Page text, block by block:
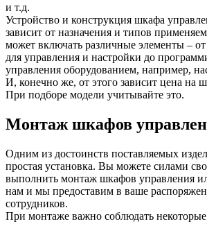
и т.д.
Устройство и конструкция шкафа
зависит от назначения и типов
может включать различные элементы –
для управления и настройки до
управления оборудованием, например,
И, конечно же, от этого зависит цена на
При подборе модели учитывайте это.
Монтаж шкафов
Одним из достоинств поставляемых
простая установка. Вы можете силами
выполнить монтаж шкафов управления
нам и мы предоставим в ваше
сотрудников.
При монтаже важно соблюдать